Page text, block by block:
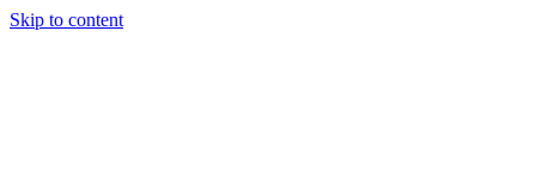
Skip to content